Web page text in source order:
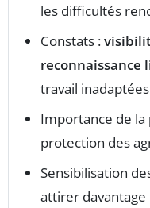
les difficultés
Constats :
reconnaissance
travail
Importance de la
protection des
Sensibilisation
attirer